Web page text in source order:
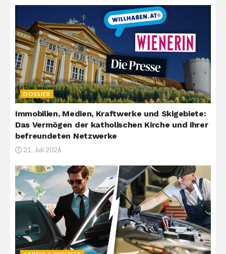
DOSSIER
Immobilien, Medien, Kraftwerke und Skigebiete:
Das Vermögen der katholischen Kirche und ihrer
befreundeten Netzwerke
21. Juli 2026